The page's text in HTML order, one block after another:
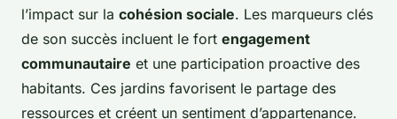
l’impact sur la cohésion sociale. Les marqueurs clés
de son succès incluent le fort engagement
communautaire et une participation proactive des
habitants. Ces jardins favorisent le partage des
ressources et créent un sentiment d’appartenance.